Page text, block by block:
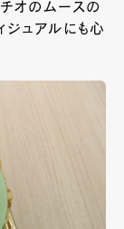
チオのムースの
ジュアルにも心